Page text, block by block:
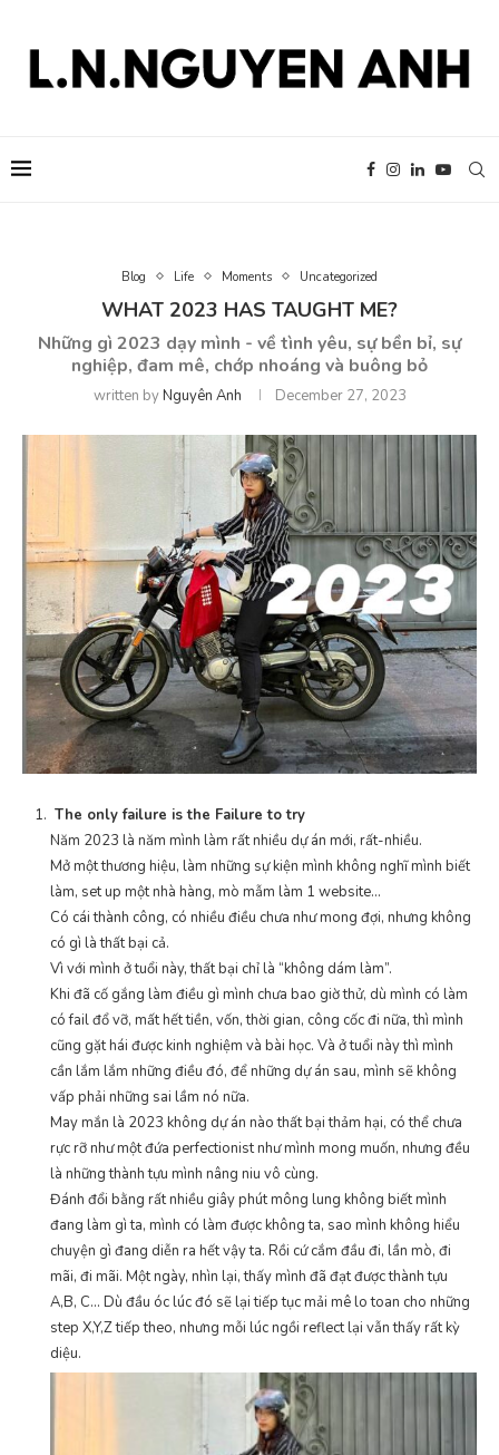
Blog Life Moments Uncategorized
WHAT 2023 HAS TAUGHT ME?
Những gì 2023 dạy mình - về tình yêu, sự bền bỉ, sự
nghiệp, đam mê, chớp nhoáng và buông bỏ
written byNguyên Anh December 27, 2023
The only failure is the Failure to try
Năm 2023 là năm mình làm rất nhiều dự án mới, rất-nhiều.
Mở một thương hiệu, làm những sự kiện mình không nghĩ mình biết
làm, set up một nhà hàng, mò mẫm làm 1 website…
Có cái thành công, có nhiều điều chưa như mong đợi, nhưng không
có gì là thất bại cả.
Vì với mình ở tuổi này, thất bại chỉ là “không dám làm”.
Khi đã cố gắng làm điều gì mình chưa bao giờ thử, dù mình có làm
có fail đổ vỡ, mất hết tiền, vốn, thời gian, công cốc đi nữa, thì mình
cũng gặt hái được kinh nghiệm và bài học. Và ở tuổi này thì mình
cần lắm lắm những điều đó, để những dự án sau, mình sẽ không
vấp phải những sai lầm nó nữa.
May mắn là 2023 không dự án nào thất bại thảm hại, có thể chưa
rực rỡ như một đứa perfectionist như mình mong muốn, nhưng đều
là những thành tựu mình nâng niu vô cùng.
Đánh đổi bằng rất nhiều giây phút mông lung không biết mình
đang làm gì ta, mình có làm được không ta, sao mình không hiểu
chuyện gì đang diễn ra hết vậy ta. Rồi cứ cắm đầu đi, lần mò, đi
mãi, đi mãi. Một ngày, nhìn lại, thấy mình đã đạt được thành tựu
A,B, C… Dù đầu óc lúc đó sẽ lại tiếp tục mải mê lo toan cho những
step X,Y,Z tiếp theo, nhưng mỗi lúc ngồi reflect lại vẫn thấy rất kỳ
diệu.